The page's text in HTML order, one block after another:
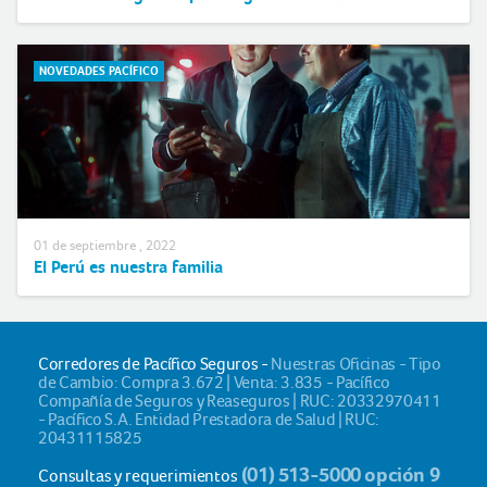
NOVEDADES PACÍFICO
01 de septiembre , 2022
El Perú es nuestra familia
Corredores de Pacífico Seguros - Nuestras Oficinas - Tipo
de Cambio: Compra 3.672 | Venta: 3.835 - Pacífico
Compañía de Seguros y Reaseguros | RUC: 20332970411
- Pacífico S.A. Entidad Prestadora de Salud | RUC:
20431115825
Consultas y requerimientos (01) 513-5000 opción 9